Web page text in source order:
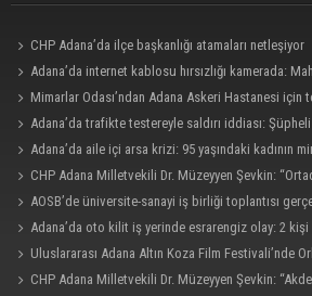
CHP Adana’da ilçe başkanlığı atamaları netleşiyor
Adana’da internet kablosu hırsızlığı kamerada:
internet erişimi kesildi
Mimarlar Odası’ndan Adana Askeri Hastanesi için
amaç dışı kullanılmamalı”
Adana’da trafikte testereyle saldırı iddiası:
Adana’da aile içi arsa krizi: 95 yaşındaki kadının
milyonun 13 milyonu harcandı
CHP Adana Milletvekili Dr. Müzeyyen Şevkin:
birliği sağlanmalı”
AOSB’de üniversite-sanayi iş birliği toplantısı
Adana’da oto kilit iş yerinde esrarengiz olay: 2 kişi
Uluslararası Adana Altın Koza Film Festivali’nde
Ödülleri’nin sahipleri belli oldu
CHP Adana Milletvekili Dr. Müzeyyen Şevkin: